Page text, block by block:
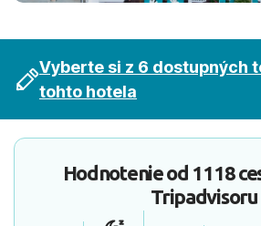
Vyberte si z 6 dostupných
tohto hotela
Hodnotenie od 1118
Tripadvisoru